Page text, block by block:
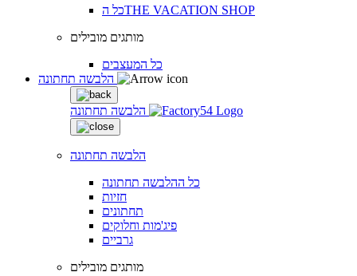
כל הTHE VACATION SHOP
מותגים מובילים
כל המעצבים
הלבשה תחתונה
הלבשה תחתונה
כל ההלבשה תחתונה
חזיות
תחתונים
פיג'מות וחלוקים
גרביים
מותגים מובילים